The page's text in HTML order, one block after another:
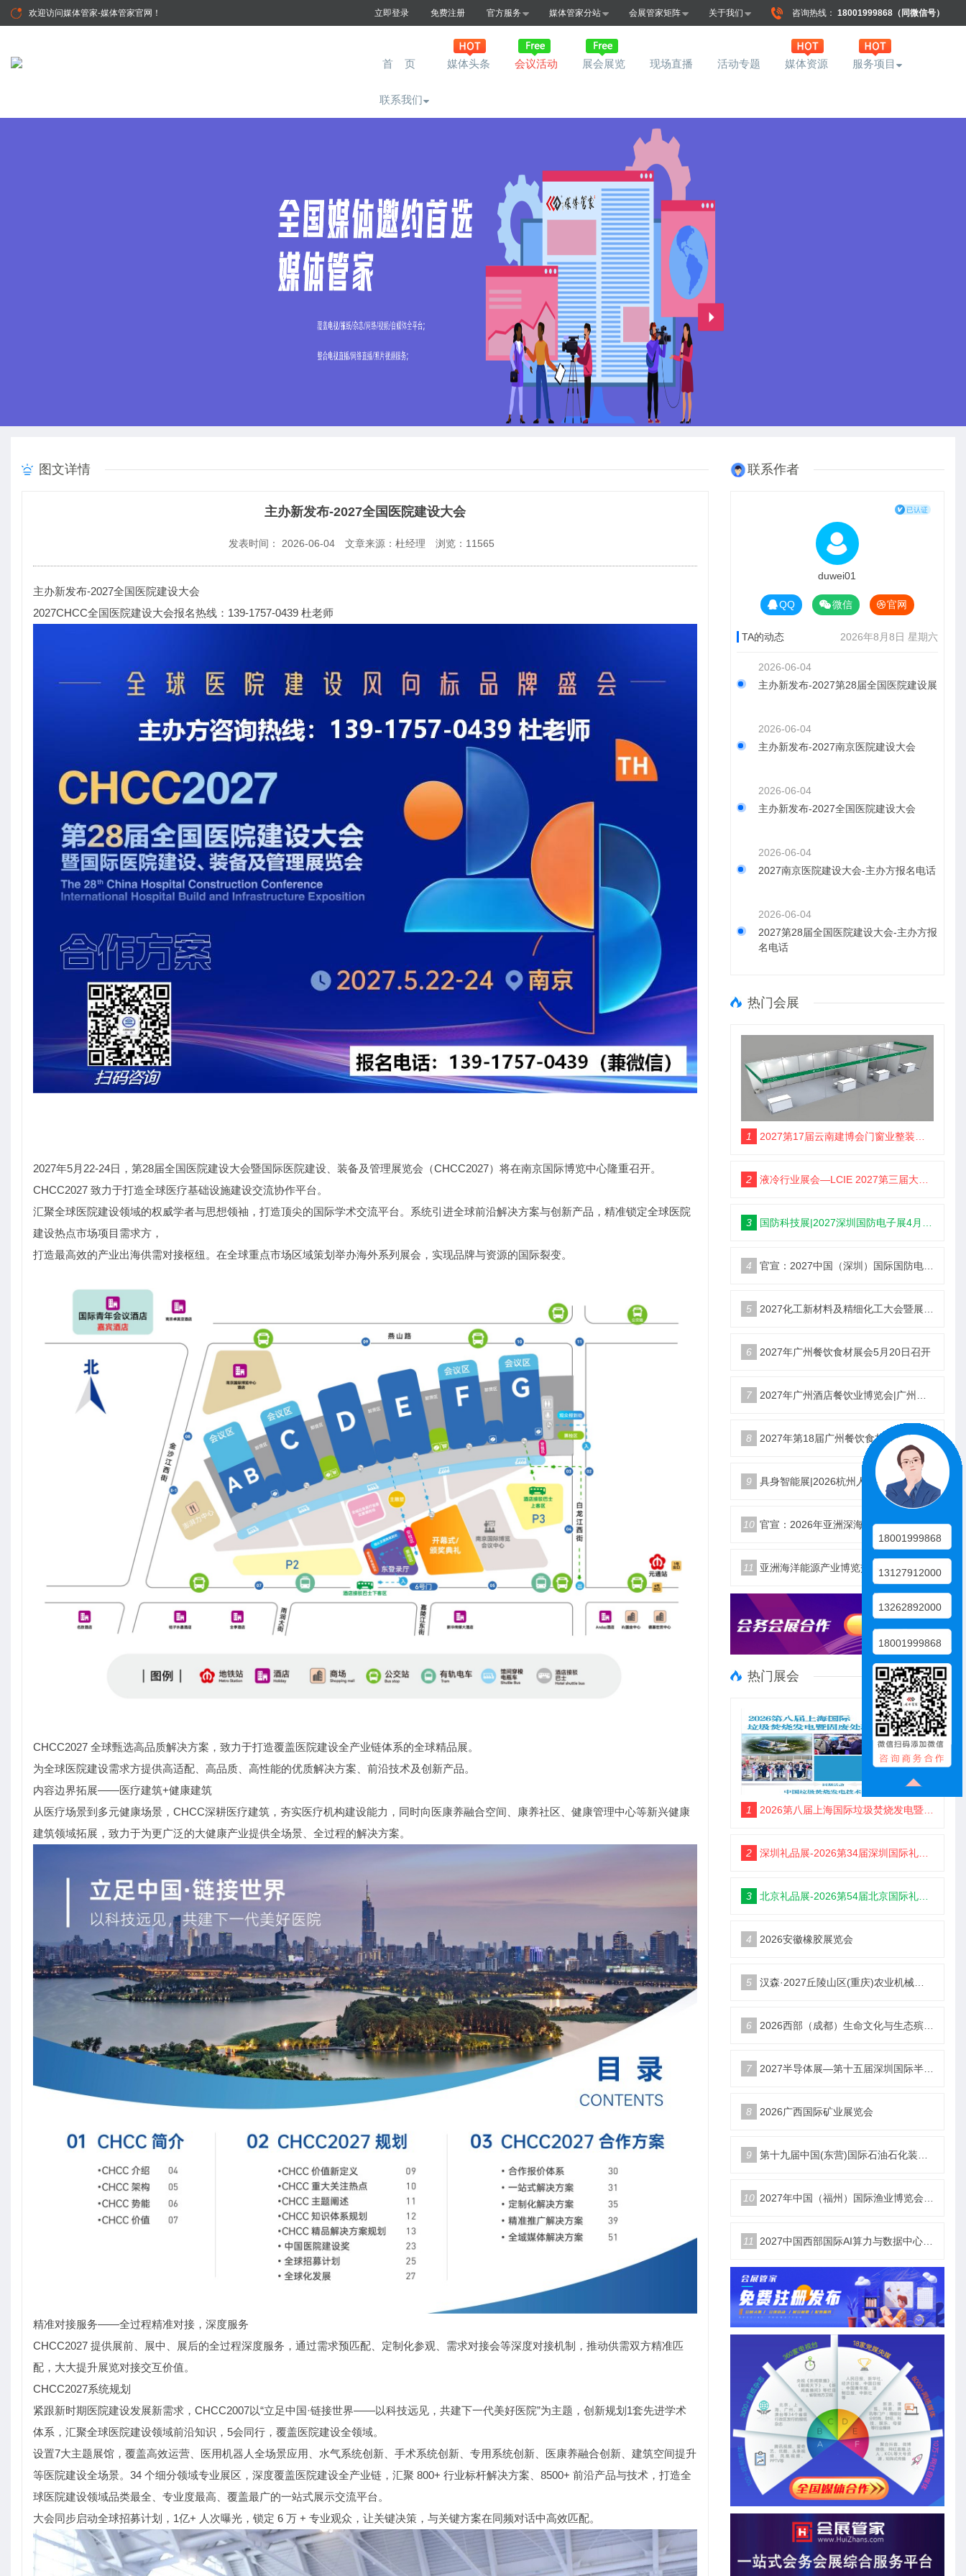
欢迎访问媒体管家-媒体管家官网 ！ 立即登录 免费注册 官方服务 媒体管家分站 会展管家矩阵 关于我们 咨询热线： 18001999868（同微信号）
首 页 媒体头条 会议活动 展会展览 现场直播 活动专题 媒体资源 服务项目
联系我们
图文详情
主办新发布-2027全国医院建设大会
发表时间： 2026-06-04 文章来源：杜经理 浏览： 11565
主办新发布-2027全国医院建设大会
2027CHCC全国医院建设大会报名热线：139-1757-0439 杜老师
2027年5月22-24日，第28届全国医院建设大会暨国际医院建设、装备及管理展览会（CHCC2027）将在南京国际博览中心隆重召开。
CHCC2027 致力于打造全球医疗基础设施建设交流协作平台。
汇聚全球医院建设领域的权威学者与思想领袖，打造顶尖的国际学术交流平台。系统引进全球前沿解决方案与创新产品，精准锁定全球医院
建设热点市场项目需求方，
打造最高效的产业出海供需对接枢纽。在全球重点市场区域策划举办海外系列展会，实现品牌与资源的国际裂变。
CHCC2027 全球甄选高品质解决方案，致力于打造覆盖医院建设全产业链体系的全球精品展。
为全球医院建设需求方提供高适配、高品质、高性能的优质解决方案、前沿技术及创新产品。
内容边界拓展——医疗建筑+健康建筑
从医疗场景到多元健康场景，CHCC深耕医疗建筑，夯实医疗机构建设能力，同时向医康养融合空间、康养社区、健康管理中心等新兴健康
建筑领域拓展，致力于为更广泛的大健康产业提供全场景、全过程的解决方案。
精准对接服务——全过程精准对接，深度服务
CHCC2027 提供展前、展中、展后的全过程深度服务，通过需求预匹配、定制化参观、需求对接会等深度对接机制，推动供需双方精准匹
配，大大提升展览对接交互价值。
CHCC2027系统规划
紧跟新时期医院建设发展新需求，CHCC2007以“立足中国·链接世界——以科技远见，共建下一代美好医院”为主题，创新规划1套先进学术
体系，汇聚全球医院建设领域前沿知识，5会同行，覆盖医院建设全领域。
设置7大主题展馆，覆盖高效运营、医用机器人全场景应用、水气系统创新、手术系统创新、专用系统创新、医康养融合创新、建筑空间提升
等医院建设全场景。34 个细分领域专业展区，深度覆盖医院建设全产业链，汇聚 800+ 行业标杆解决方案、8500+ 前沿产品与技术，打造全
球医院建设领域品类最全、专业度最高、覆盖最广的一站式展示交流平台。
大会同步启动全球招募计划，1亿+ 人次曝光，锁定 6 万 + 专业观众，让关键决策，与关键方案在同频对话中高效匹配。
联系作者
duwei01
QQ 微信 官网
TA的动态 2026年8月8日 星期六
2026-06-04
主办新发布-2027第28届全国医院建设展
2026-06-04
主办新发布-2027南京医院建设大会
2026-06-04
主办新发布-2027全国医院建设大会
2026-06-04
2027南京医院建设大会-主办方报名电话
2026-06-04
2027第28届全国医院建设大会-主办方报
名电话
热门会展
1 2027第17届云南建博会门窗业整装定制智能家居卫浴建材展会
2 液冷行业展会—LCIE 2027第三届大湾区国际液冷产业大会暨展览会（深圳）
3 国防科技展|2027深圳国防电子展4月9日启幕
4 官宣：2027中国（深圳）国际国防电子博览会
5 2027化工新材料及精细化工大会暨展览会定档苏州
6 2027年广州餐饮食材展会5月20日召开
7 2027年广州酒店餐饮业博览会|广州餐博会
8 2027年第18届广州餐饮食材展览会
9 具身智能展|2026杭州人形机器人展|仿生机器人展5月启幕
10 官宣：2026年亚洲深海开发与海底作业装备博览交易会
11 亚洲海洋能源产业博览交易会2026年12月18日举办
热门展会
1 2026第八届上海国际垃圾焚烧发电暨固废处理技术展览会
2 深圳礼品展-2026第34届深圳国际礼品及家居用品展览会
3 北京礼品展-2026第54届北京国际礼品、赠品及家庭用品展览会
4 2026安徽橡胶展览会
5 汉森·2027丘陵山区(重庆)农业机械展览会
6 2026西部（成都）生命文化与生态殡葬产业展览会
7 2027半导体展—第十五届深圳国际半导体产业展览会
8 2026广西国际矿业展览会
9 第十九届中国(东营)国际石油石化装备与技术展览会
10 2027年中国（福州）国际渔业博览会|福州渔博会
11 2027中国西部国际AI算力与数据中心液冷产业展览会
18001999868
13127912000
13262892000
18001999868